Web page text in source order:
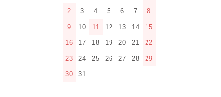
2 3 4 5 6 7 8
9 10 11 12 13 14 15
16 17 18 19 20 21 22
23 24 25 26 27 28 29
30 31